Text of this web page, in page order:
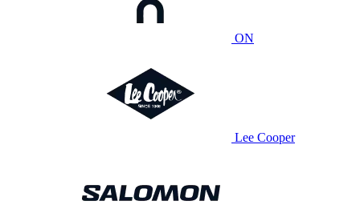
ON
Lee Cooper